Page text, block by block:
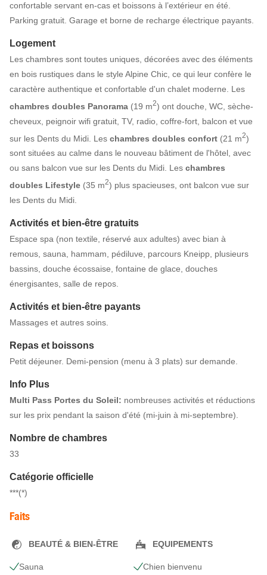
confortable servant en-cas et boissons à l’extérieur en été.
Parking gratuit. Garage et borne de recharge électrique payants.
Logement
Les chambres sont toutes uniques, décorées avec des éléments
en bois rustiques dans le style Alpine Chic, ce qui leur confère le
caractère authentique et confortable d'un chalet moderne. Les
chambres doubles Panorama (19 m2) ont douche, WC, sèche-
cheveux, peignoir wifi gratuit, TV, radio, coffre-fort, balcon et vue
sur les Dents du Midi. Les chambres doubles confort (21 m2)
sont situées au calme dans le nouveau bâtiment de l'hôtel, avec
ou sans balcon vue sur les Dents du Midi. Les chambres
doubles Lifestyle (35 m2) plus spacieuses, ont balcon vue sur
les Dents du Midi.
Activités et bien-être gratuits
Espace spa (non textile, réservé aux adultes) avec bian à
remous, sauna, hammam, pédiluve, parcours Kneipp, plusieurs
bassins, douche écossaise, fontaine de glace, douches
énergisantes, salle de repos.
Activités et bien-être payants
Massages et autres soins.
Repas et boissons
Petit déjeuner. Demi-pension (menu à 3 plats) sur demande.
Info Plus
Multi Pass Portes du Soleil: nombreuses activités et réductions
sur les prix pendant la saison d'été (mi-juin à mi-septembre).
Nombre de chambres
33
Catégorie officielle
***(*)
Faits
BEAUTÉ & BIEN-ÊTRE
Sauna
EQUIPEMENTS
Chien bienvenu